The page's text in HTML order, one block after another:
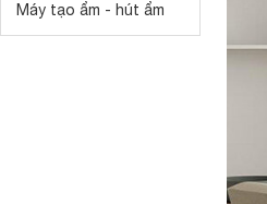
Máy tạo ẩm - hút ẩm